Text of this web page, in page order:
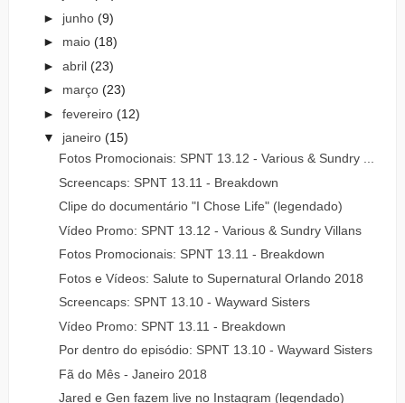
► junho (9)
► maio (18)
► abril (23)
► março (23)
► fevereiro (12)
▼ janeiro (15)
Fotos Promocionais: SPNT 13.12 - Various & Sundry ...
Screencaps: SPNT 13.11 - Breakdown
Clipe do documentário "I Chose Life" (legendado)
Vídeo Promo: SPNT 13.12 - Various & Sundry Villans
Fotos Promocionais: SPNT 13.11 - Breakdown
Fotos e Vídeos: Salute to Supernatural Orlando 2018
Screencaps: SPNT 13.10 - Wayward Sisters
Vídeo Promo: SPNT 13.11 - Breakdown
Por dentro do episódio: SPNT 13.10 - Wayward Sisters
Fã do Mês - Janeiro 2018
Jared e Gen fazem live no Instagram (legendado)